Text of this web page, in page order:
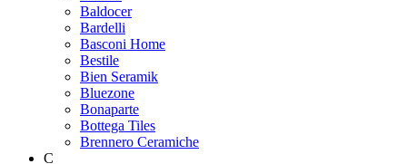
Baldocer
Bardelli
Basconi Home
Bestile
Bien Seramik
Bluezone
Bonaparte
Bottega Tiles
Brennero Ceramiche
C